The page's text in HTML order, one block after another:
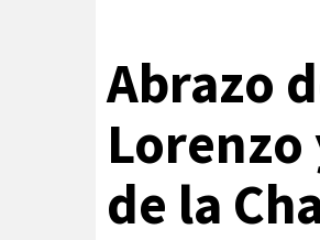
Abrazo
Lorenzo
de la